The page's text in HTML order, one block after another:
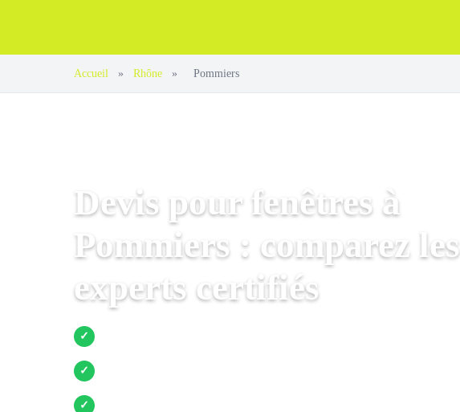
Accueil » Rhône » Pommiers
Devis pour fenêtres à
Pommiers : comparez les
experts certifiés
✓
✓
✓